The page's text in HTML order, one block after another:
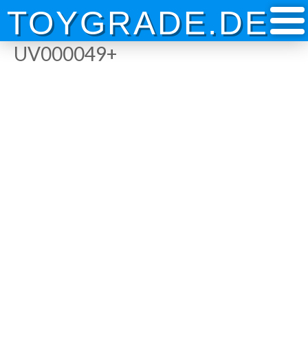
Skip
content
TOYGRADE.DE
UV000049+